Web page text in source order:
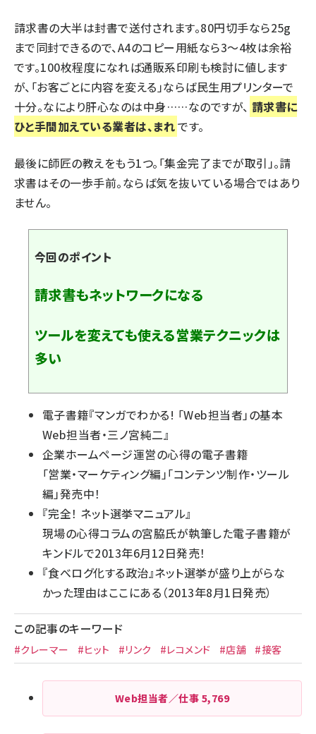
請求書の大半は封書で送付されます。80円切手なら25g
まで同封できるので、A4のコピー用紙なら3～4枚は余裕
です。100枚程度になれば通販系印刷も検討に値します
が、「お客ごとに内容を変える」ならば民生用プリンターで
十分。なにより肝心なのは中身……なのですが、 請求書に
ひと手間加えている業者は、まれです。
最後に師匠の教えをもう1つ。「集金完了までが取引」。請
求書はその一歩手前。ならば気を抜いている場合ではあり
ません。
今回のポイント
請求書もネットワークになる
ツールを変えても使える営業テクニックは
多い
電子書籍『マンガでわかる! 「Web担当者」の基本
Web担当者・三ノ宮純二』
企業ホームページ運営の心得の電子書籍
「営業・マーケティング編」「コンテンツ制作・ツール
編」発売中！
『完全！ ネット選挙マニュアル』
現場の心得コラムの宮脇氏が執筆した電子書籍が
キンドルで2013年6月12日発売！
『食べログ化する政治』ネット選挙が盛り上がらな
かった理由はここにある（2013年8月1日発売）
この記事のキーワード
#クレーマー #ヒット #リンク #レコメンド #店舗 #接客
Web担当者／仕事 5,769